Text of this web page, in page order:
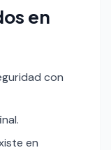
en
con
en